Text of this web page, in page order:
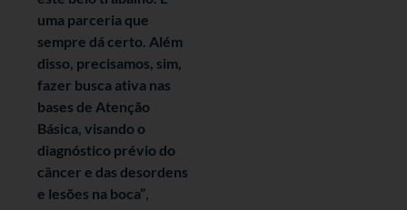
uma parceria que
sempre dá certo. Além
disso, precisamos, sim,
fazer busca ativa nas
bases de Atenção
Básica, visando o
diagnóstico prévio do
câncer e das desordens
e lesões na boca”